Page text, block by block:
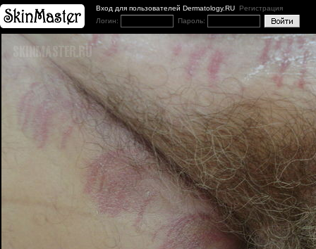
Вход для пользователей Dermatology.RU Регистрация
Логин:
Пароль: